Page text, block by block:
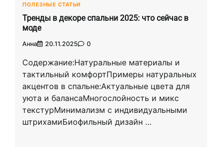
ПОЛЕЗНЫЕ СТАТЬИ
Тренды в декоре спальни 2025: что сейчас в
моде
Анна 20.11.2025 0
Содержание:Натуральные материалы и
тактильный комфортПримеры натуральных
акцентов в спальне:Актуальные цвета для
уюта и балансаМногослойность и микс
текстурМинимализм с индивидуальными
штрихамиБиофильный дизайн …